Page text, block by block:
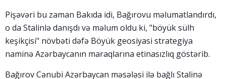
Pişəvəri bu zaman Bakıda idi, Bağırovu məlumatlandırdı,
o da Stalinlə danışdı və məlum oldu ki, "böyük sülh
keşikçisi" növbəti dəfə Böyük geosiyasi strategiya
naminə Azərbaycanın maraqlarına etinasızlıq göstərib.
Bağırov Cənubi Azərbaycan məsələsi ilə bağlı Stalinə